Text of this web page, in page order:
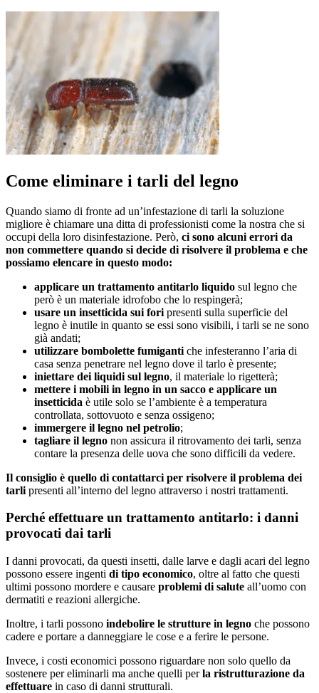
Come eliminare i tarli del legno
Quando siamo di fronte ad un’infestazione di tarli la soluzione
migliore è chiamare una ditta di professionisti come la nostra che si
occupi della loro disinfestazione. Però, ci sono alcuni errori da
non commettere quando si decide di risolvere il problema e che
possiamo elencare in questo modo:
applicare un trattamento antitarlo liquido sul legno che
però è un materiale idrofobo che lo respingerà;
usare un insetticida sui fori presenti sulla superficie del
legno è inutile in quanto se essi sono visibili, i tarli se ne sono
già andati;
utilizzare bombolette fumiganti che infesteranno l’aria di
casa senza penetrare nel legno dove il tarlo è presente;
iniettare dei liquidi sul legno, il materiale lo rigetterà;
mettere i mobili in legno in un sacco e applicare un
insetticida è utile solo se l’ambiente è a temperatura
controllata, sottovuoto e senza ossigeno;
immergere il legno nel petrolio;
tagliare il legno non assicura il ritrovamento dei tarli, senza
contare la presenza delle uova che sono difficili da vedere.
Il consiglio è quello di contattarci per risolvere il problema dei
tarli presenti all’interno del legno attraverso i nostri trattamenti.
Perché effettuare un trattamento antitarlo: i danni
provocati dai tarli
I danni provocati, da questi insetti, dalle larve e dagli acari del legno
possono essere ingenti di tipo economico, oltre al fatto che questi
ultimi possono mordere e causare problemi di salute all’uomo con
dermatiti e reazioni allergiche.
Inoltre, i tarli possono indebolire le strutture in legno che possono
cadere e portare a danneggiare le cose e a ferire le persone.
Invece, i costi economici possono riguardare non solo quello da
sostenere per eliminarli ma anche quelli perla ristrutturazione da
effettuare in caso di danni strutturali.